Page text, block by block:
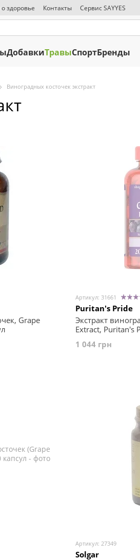
здоровье Контакты Сервис SAYYES
о нас Публичная оферта Политика
ДобавкиТравыСпортБренды
Виноградных косточек экстракт
Grape
Артикул: 31661
Puritan's Pride
Экстракт
Extract, Puritan's
1 044 грн
Артикул: 27349
Solgar